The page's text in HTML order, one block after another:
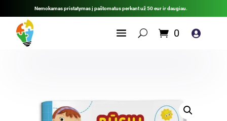
Nemokamas pristatymas į paštomatus perkant už 50 eur ir daugiau.
0 